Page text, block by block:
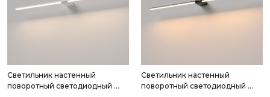
Светильник настенный
поворотный светодиодный
Светильник настенный
поворотный светодиодный